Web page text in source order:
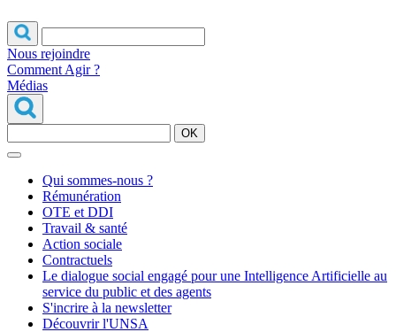
Nous rejoindre
Comment Agir ?
Médias
OK
Qui sommes-nous ?
Rémunération
OTE et DDI
Travail & santé
Action sociale
Contractuels
Le dialogue social engagé pour une Intelligence Artificielle au
service du public et des agents
S'incrire à la newsletter
Découvrir l'UNSA